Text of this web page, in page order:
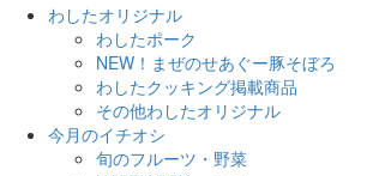
わしたオリジナル
わしたポーク
NEW！まぜのせあぐー豚そぼろ
わしたクッキング掲載商品
その他わしたオリジナル
今月のイチオシ
旬のフルーツ・野菜